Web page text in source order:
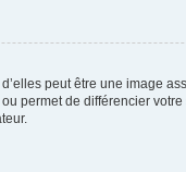
peut être une image
permet de différencier